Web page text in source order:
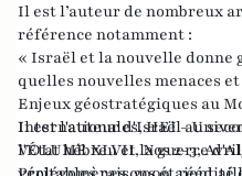
Il est l’auteur de nombreux
référence notamment :
« Israël et la nouvelle
quelles nouvelles menaces
Enjeux géostratégiques au
Internationales, HEI -
VOLUME XLVII, Nos 2-3,
Il est l'auteur d'Israël au
l'État hébreu et la guerre